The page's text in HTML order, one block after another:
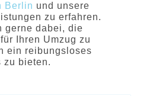
Berlin und unsere
zu erfahren.
gerne dabei, die
Ihren Umzug zu
ein reibungsloses
zu bieten.